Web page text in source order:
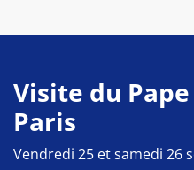
Visite du Pape
Paris
Vendredi 25 et samedi 26